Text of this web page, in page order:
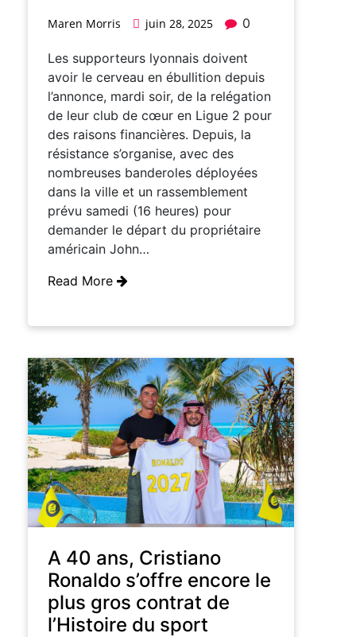
Maren Morris juin 28, 2025 0
Les supporteurs lyonnais doivent
avoir le cerveau en ébullition depuis
l’annonce, mardi soir, de la relégation
de leur club de cœur en Ligue 2 pour
des raisons financières. Depuis, la
résistance s’organise, avec des
nombreuses banderoles déployées
dans la ville et un rassemblement
prévu samedi (16 heures) pour
demander le départ du propriétaire
américain John…
Read More
A 40 ans, Cristiano
Ronaldo s’offre encore le
plus gros contrat de
l’Histoire du sport